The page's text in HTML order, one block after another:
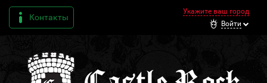
Контакты
Укажите ваш город
Войти